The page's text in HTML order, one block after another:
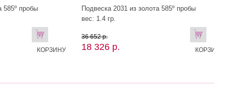
585º пробы
В
КОРЗИНУ
Подвеска 2031 из золота 585º пробы
вес: 1.4 гр.
36 652 р.
18 326 р.
В
КОРЗИНУ